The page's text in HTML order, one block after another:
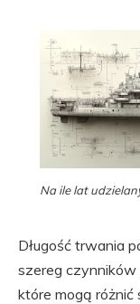
Na ile lat
Długość trwania
szereg czynników
które mogą różnić